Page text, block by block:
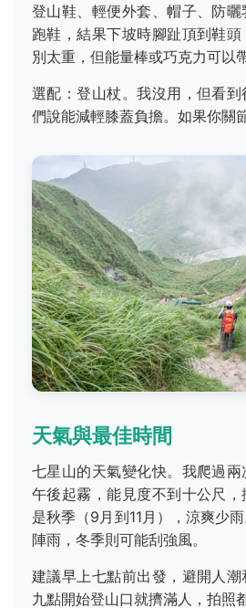
登山鞋、輕便外套、帽子、防
跑鞋，結果下坡時腳趾頂到鞋
別太重，但能量棒或巧克力可以
選配：登山杖。我沒用，但看
們說能減輕膝蓋負擔。如果你關
天氣與最佳時間
七星山的天氣變化快。我爬過
午後起霧，能見度不到十公尺
是秋季（9月到11月），涼爽少
陣雨，冬季則可能刮強風。
建議早上七點前出發，避開人潮
九點開始登山口就擠滿人，拍照